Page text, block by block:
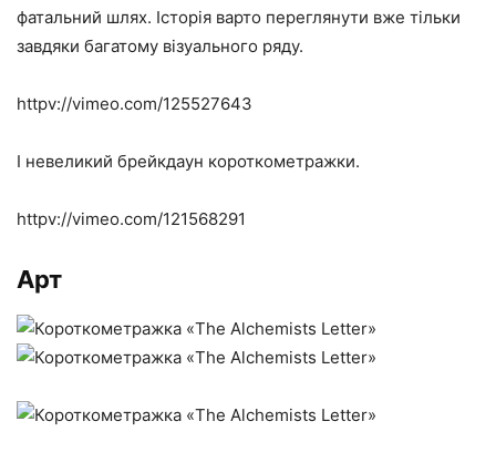
фатальний шлях. Історія варто переглянути вже тільки
завдяки багатому візуального ряду.
httpv://vimeo.com/125527643
І невеликий брейкдаун короткометражки.
httpv://vimeo.com/121568291
Арт